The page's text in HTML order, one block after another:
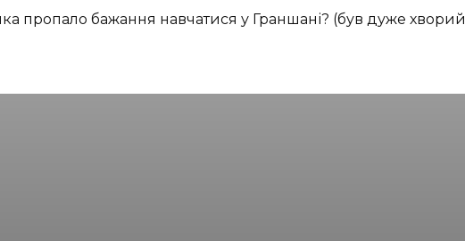
пропало бажання навчатися у Граншані? (був дуже хворий